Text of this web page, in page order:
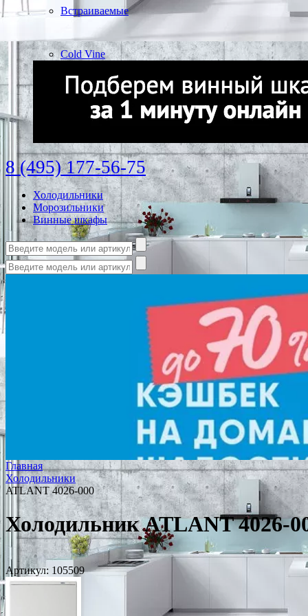
Встраиваемые
Cold Vine
8 (495) 177-56-75
Холодильники
Морозильники
Винные шкафы
Главная
Холодильники
ATLANT 4026-000
Холодильник ATLANT 4026-
Артикул: 105509